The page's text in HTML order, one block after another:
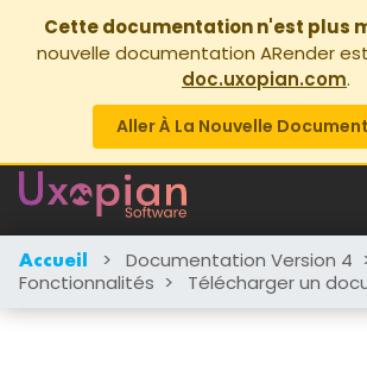
Cette documentation n'est plus
nouvelle documentation ARender
doc.uxopian.com.
Aller À La Nouvelle
Accueil > Documentation Version 4
Fonctionnalités > Télécharger un